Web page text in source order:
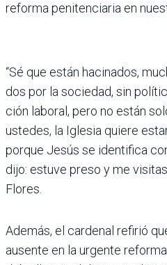
reforma peniten­ciaria en
“Sé que están hacinados,
dos por la sociedad, sin
ción laboral, pero no están
ustedes, la Iglesia quiere
porque Jesús se identifica
dijo: estuve preso y me
Flores.
Además, el cardenal refirió
ausente en la urgente